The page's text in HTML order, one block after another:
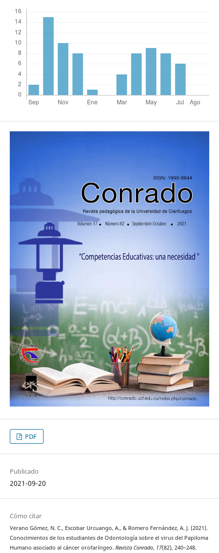
PDF
Publicado
2021-09-20
Cómo citar
Verano Gómez, N. C., Escobar Urcuango, A., & Romero Fernández, A. J. (2021).
Conocimientos de los estudiantes de Odontología sobre el virus del Papiloma
Humano asociado al cáncer orofaríngeo. Revista Conrado, 17(82), 240–248.